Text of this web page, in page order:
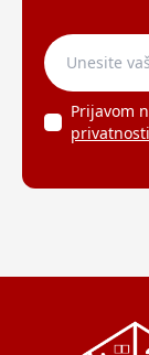
Prijavom
privatnosti